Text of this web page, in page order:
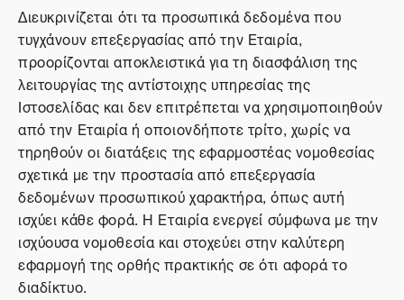
Διευκρινίζεται ότι τα προσωπικά δεδομένα που
τυγχάνουν επεξεργασίας από την Εταιρία,
προορίζονται αποκλειστικά για τη διασφάλιση της
λειτουργίας της αντίστοιχης υπηρεσίας της
Ιστοσελίδας και δεν επιτρέπεται να χρησιμοποιηθούν
από την Εταιρία ή οποιονδήποτε τρίτο, χωρίς να
τηρηθούν οι διατάξεις της εφαρμοστέας νομοθεσίας
σχετικά με την προστασία από επεξεργασία
δεδομένων προσωπικού χαρακτήρα, όπως αυτή
ισχύει κάθε φορά. Η Εταιρία ενεργεί σύμφωνα με την
ισχύουσα νομοθεσία και στοχεύει στην καλύτερη
εφαρμογή της ορθής πρακτικής σε ότι αφορά το
διαδίκτυο.